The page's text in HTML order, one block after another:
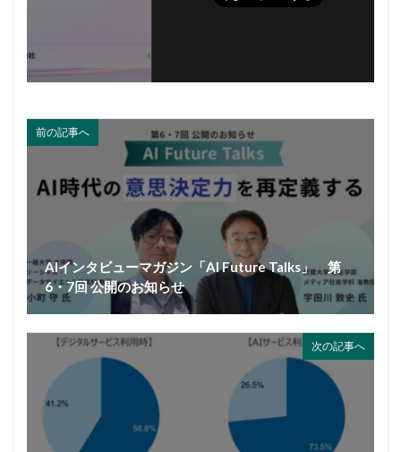
前の記事へ
AIインタビューマガジン「AI Future Talks」 第
6・7回 公開のお知らせ
次の記事へ